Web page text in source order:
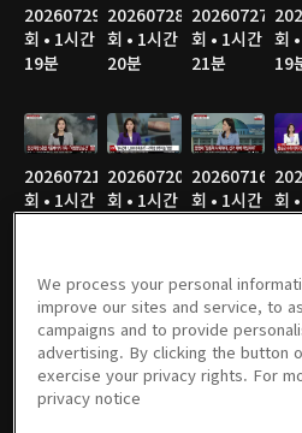
20260729
회 • 1시간
19분
20260728
회 • 1시간
20분
20260727
회 • 1시간
21분
회
19
20260721
회 • 1시간
20260720
회 • 1시간
20260716
회 • 1시간 회
20260710
회 • 1시간
19분
20260709
회 • 1시간
20분
20260708
회 • 1시간
19분
회
20
We process your personal
improve our sites and service, to
campaigns and to provide
advertising. By clicking the button
exercise your privacy rights. For
privacy notice